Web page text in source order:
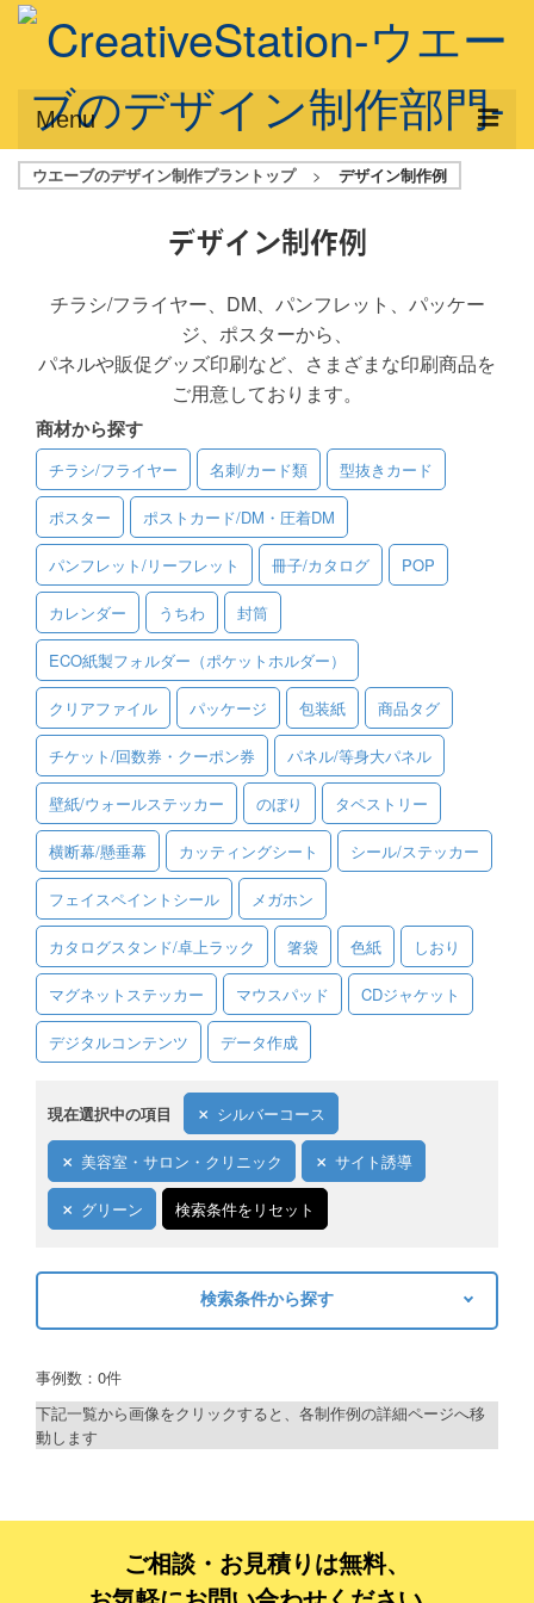
Menu
サービス概要
デザインプラン
フルデザイン
データ修正
写真からイラスト作成
デザイン制作例
ご利用料金
ご利用ガイド
ご利用の流れ
ご注文方法について
キャンセルについて
FAQ（よくあるご質問）
資料をダウンロード
ご利用規約
お見積り・お問合せ
ウエーブのデザイン制作プラントップ > デザイン制作例
デザイン制作例
チラシ/フライヤー、DM、パンフレット、パッケー
ジ、ポスターから、
パネルや販促グッズ印刷など、さまざまな印刷商品を
ご用意しております。
商材から探す
チラシ/フライヤー 名刺/カード類 型抜きカード
ポスター ポストカード/DM・圧着DM
パンフレット/リーフレット 冊子/カタログ POP
カレンダー うちわ 封筒
ECO紙製フォルダー（ポケットホルダー）
クリアファイル パッケージ 包装紙 商品タグ
チケット/回数券・クーポン券 パネル/等身大パネル
壁紙/ウォールステッカー のぼり タペストリー
横断幕/懸垂幕 カッティングシート シール/ステッカー
フェイスペイントシール メガホン
カタログスタンド/卓上ラック 箸袋 色紙 しおり
マグネットステッカー マウスパッド CDジャケット
デジタルコンテンツ データ作成
現在選択中の項目 シルバーコース
美容室・サロン・クリニック サイト誘導
グリーン 検索条件をリセット
検索条件から探す
制作プランで探す
ベーシックコース
シルバーコース
事例数：0件
下記一覧から画像をクリックすると、各制作例の詳細ページへ移
動します
ご相談・お見積りは無料、